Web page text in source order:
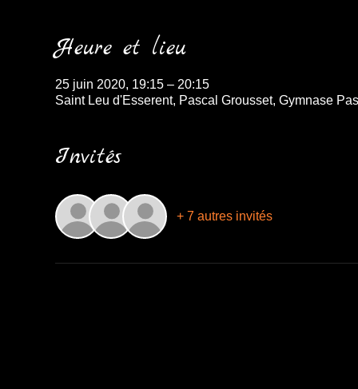
Heure et lieu
25 juin 2020, 19:15 – 20:15
Saint Leu d'Esserent, Pascal Grousset, Gymnase
Invités
+ 7 autres invités